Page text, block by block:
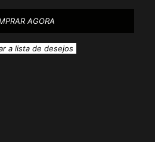
AGORA
a lista de desejos